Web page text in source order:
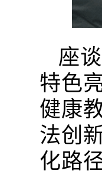
座
特色
健康
法创
化路